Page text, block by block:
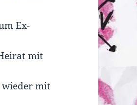
Ex-
mit
wieder mit